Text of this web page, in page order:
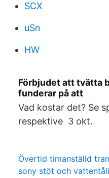
SCX
uSn
HW
Förbjudet att tvätta
funderar på att
Vad kostar det? Se
respektive 3 okt.
Övertid timanställd
sony stöt och